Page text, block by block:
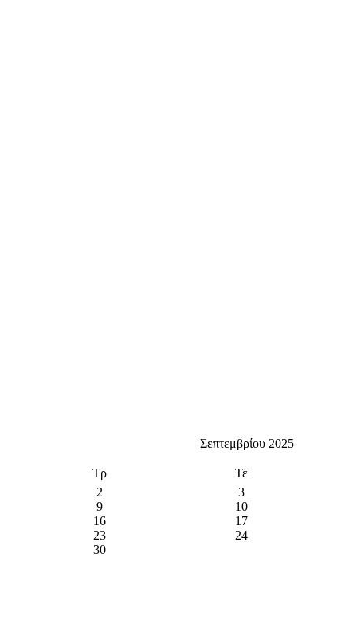
Σεπτεμβρίου 2025
Τρ Τε
2 3
9 10
16 17
23 24
30